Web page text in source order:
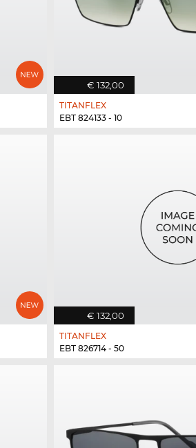
€ 132,00
TITANFLEX
EBT 824133 - 10
€ 132,00
TITANFLEX
EBT 826714 - 50